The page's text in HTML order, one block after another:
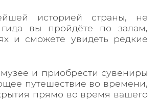
историей страны, не
вы пройдёте по залам,
и сможете увидеть редкие
и приобрести сувениры
путешествие во времени,
прямо во время вашего